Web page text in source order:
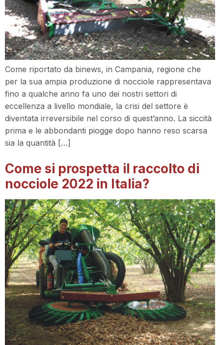
Come riportato da binews, in Campania, regione che
per la sua ampia produzione di nocciole rappresentava
fino a qualche anno fa uno dei nostri settori di
eccellenza a livello mondiale, la crisi del settore è
diventata irreversibile nel corso di quest’anno. La siccità
prima e le abbondanti piogge dopo hanno reso scarsa
sia la quantità […]
Come si prospetta il raccolto di
nocciole 2022 in Italia?